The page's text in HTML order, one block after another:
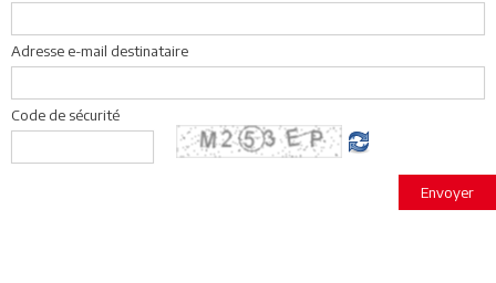
Adresse e-mail destinataire
Code de sécurité
Envoyer